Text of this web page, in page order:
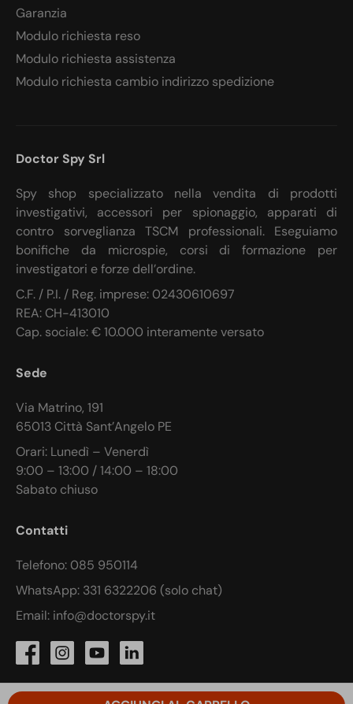
Garanzia
Modulo richiesta reso
Modulo richiesta assistenza
Modulo richiesta cambio indirizzo spedizione
Doctor Spy Srl
Spy shop specializzato nella vendita di prodotti
investigativi, accessori per spionaggio, apparati di
contro sorveglianza TSCM professionali. Eseguiamo
bonifiche da microspie, corsi di formazione per
investigatori e forze dell’ordine.
C.F. / P.I. / Reg. imprese: 02430610697
REA: CH-413010
Cap. sociale: € 10.000 interamente versato
Sede
Via Matrino, 191
65013 Città Sant’Angelo PE
Orari: Lunedì – Venerdì
9:00 – 13:00 / 14:00 – 18:00
Sabato chiuso
Contatti
Telefono: 085 950114
WhatsApp: 331 6322206 (solo chat)
Email: info@doctorspy.it